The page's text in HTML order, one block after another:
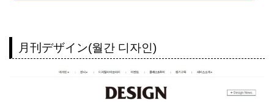
月刊デザイン(월간 디자인)